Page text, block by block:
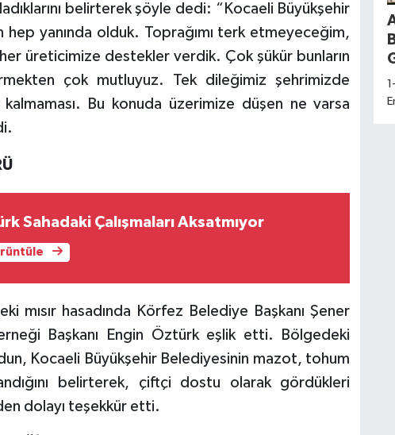
belirterek şöyle dedi: “Kocaeli Büyükşehir
yanında olduk. Toprağımı terk etmeyeceğim,
üreticimize destekler verdik. Çok şükür bunların
çok mutluyuz. Tek dileğimiz şehrimizde
Bu konuda üzerimize düşen ne varsa
Sahadaki Çalışmaları Aksatmıyor
mısır hasadında Körfez Belediye Başkanı Şener
Başkanı Engin Öztürk eşlik etti. Bölgedeki
Kocaeli Büyükşehir Belediyesinin mazot, tohum
belirterek, çiftçi dostu olarak gördükleri
dolayı teşekkür etti.